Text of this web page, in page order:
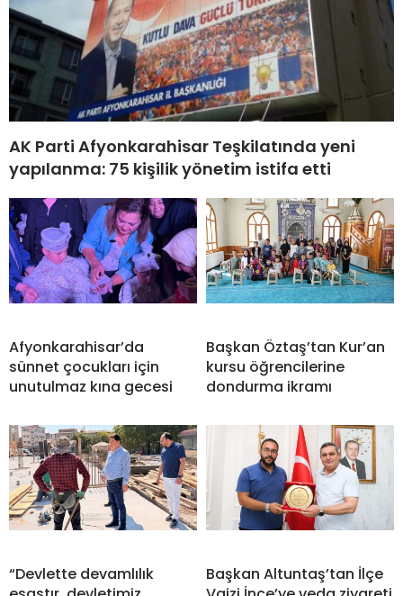
AK Parti Afyonkarahisar Teşkilatında yeni
yapılanma: 75 kişilik yönetim istifa etti
Afyonkarahisar’da
sünnet çocukları için
unutulmaz kına gecesi
Başkan Öztaş’tan Kur’an
kursu öğrencilerine
dondurma ikramı
“Devlette devamlılık
Başkan Altuntaş’tan İlçe